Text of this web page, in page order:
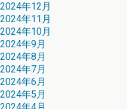
2024年12月
2024年11月
2024年10月
2024年9月
2024年8月
2024年7月
2024年6月
2024年5月
2024年4月